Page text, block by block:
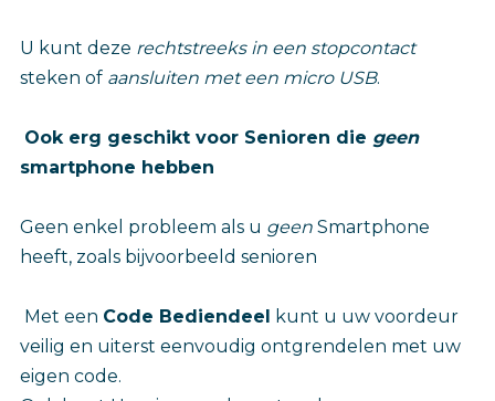
U kunt deze rechtstreeks in een stopcontact
steken of aansluiten met een micro USB.
Ook erg geschikt voor Senioren die geen
smartphone hebben
Geen enkel probleem als u geen Smartphone
heeft, zoals bijvoorbeeld senioren
Met een Code Bediendeel kunt u uw voordeur
veilig en uiterst eenvoudig ontgrendelen met uw
eigen code.